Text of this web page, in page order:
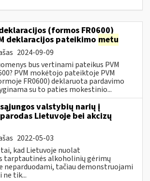
(formos FR0600)
deklaracijos pateikimo metu
2024-09-09
bus vertinami pateikus PVM
PVM mokėtojo pateiktoje PVM
FR0600) deklaruota pardavimo
su to paties mokestinio...
valstybių narių į
Lietuvoje bei akcizų
2022-05-03
kad Lietuvoje nuolat
tarptautinės alkoholinių gėrimų
neparduodami, tačiau demonstruojami
ne tik...